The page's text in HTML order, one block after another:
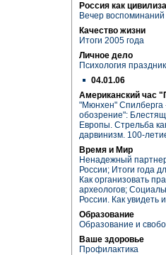
Россия как
Вечер воспоминаний
Качество жизни
Итоги 2005 года
Личное дело
Психология
04.01.06
Американский час
"Мюнхен" Спилберга
обозрение":
Европы. Стрельба
дарвинизм. 100-
Время и Мир
Ненадежный
России; Итоги года
Как организовать
археологов;
России. Как увидеть
Образование
Образование и
Ваше здоровье
Профилактика